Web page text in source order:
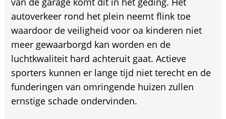
autoverkeer rond het plein neemt flink toe
waardoor de veiligheid voor oa kinderen niet
meer gewaarborgd kan worden en de
luchtkwaliteit hard achteruit gaat. Actieve
sporters kunnen er lange tijd niet terecht en de
funderingen van omringende huizen zullen
ernstige schade ondervinden.